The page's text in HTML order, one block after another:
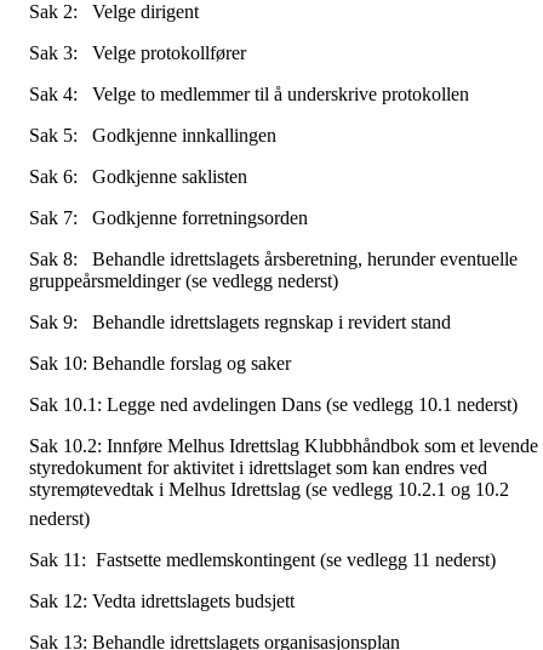
Sak 2: Velge dirigent
Sak 3: Velge protokollfører
Sak 4: Velge to medlemmer til å underskrive protokollen
Sak 5: Godkjenne innkallingen
Sak 6: Godkjenne saklisten
Sak 7: Godkjenne forretningsorden
Sak 8: Behandle idrettslagets årsberetning, herunder eventuelle
gruppeårsmeldinger (se vedlegg nederst)
Sak 9: Behandle idrettslagets regnskap i revidert stand
Sak 10: Behandle forslag og saker
Sak 10.1: Legge ned avdelingen Dans (se vedlegg 10.1 nederst)
Sak 10.2: Innføre Melhus Idrettslag Klubbhåndbok som et levende
styredokument for aktivitet i idrettslaget som kan endres ved
styremøtevedtak i Melhus Idrettslag (se vedlegg 10.2.1 og 10.2
nederst)
Sak 11: Fastsette medlemskontingent (se vedlegg 11 nederst)
Sak 12: Vedta idrettslagets budsjett
Sak 13: Behandle idrettslagets organisasjonsplan